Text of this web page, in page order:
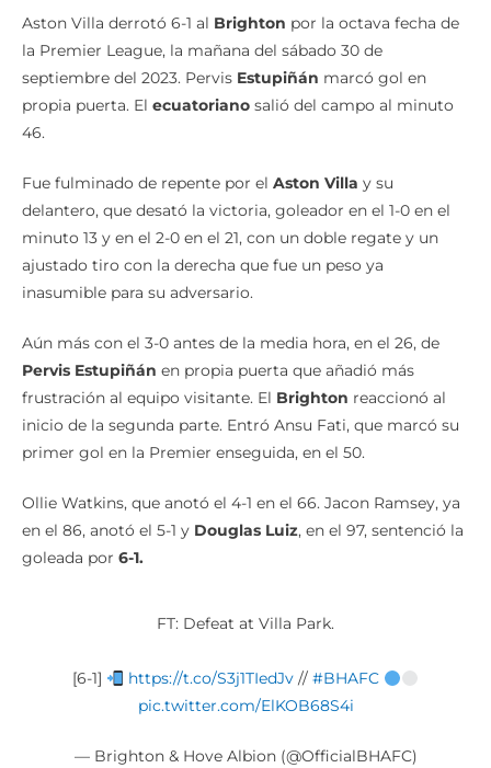
Aston Villa derrotó 6-1 al Brighton por la octava fecha de
la Premier League, la mañana del sábado 30 de
septiembre del 2023. Pervis Estupiñán marcó gol en
propia puerta. El ecuatoriano salió del campo al minuto
46.
Fue fulminado de repente por el Aston Villa y su
delantero, que desató la victoria, goleador en el 1-0 en el
minuto 13 y en el 2-0 en el 21, con un doble regate y un
ajustado tiro con la derecha que fue un peso ya
inasumible para su adversario.
Aún más con el 3-0 antes de la media hora, en el 26, de
Pervis Estupiñán en propia puerta que añadió más
frustración al equipo visitante. El Brighton reaccionó al
inicio de la segunda parte. Entró Ansu Fati, que marcó su
primer gol en la Premier enseguida, en el 50.
Ollie Watkins, que anotó el 4-1 en el 66. Jacon Ramsey, ya
en el 86, anotó el 5-1 y Douglas Luiz, en el 97, sentenció la
goleada por 6-1.
FT: Defeat at Villa Park.
[6-1] https://t.co/S3j1TIedJv //#BHAFC
pic.twitter.com/ElKOB68S4i
— Brighton & Hove Albion (@OfficialBHAFC)